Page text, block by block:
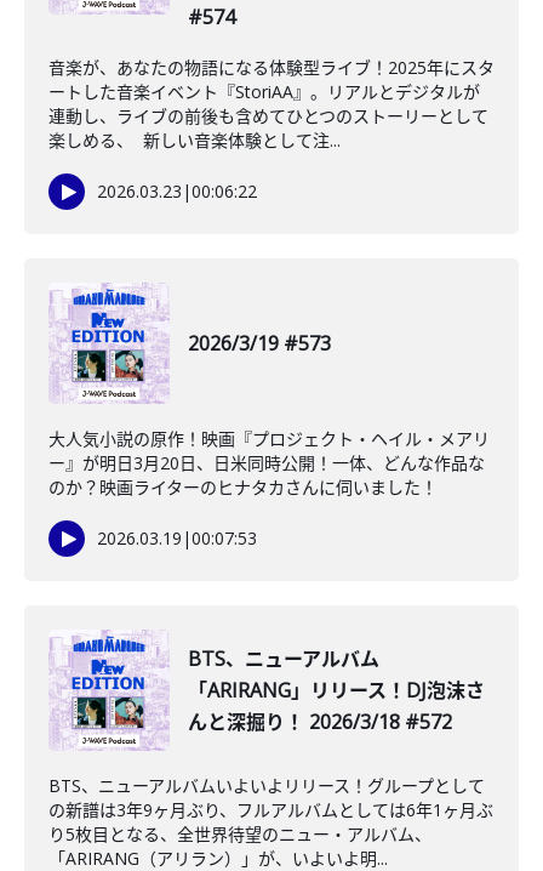
#574
音楽が、あなたの物語になる体験型ライブ！2025年にスタ
ートした音楽イベント『StoriAA』。リアルとデジタルが
連動し、ライブの前後も含めてひとつのストーリーとして
楽しめる、 新しい音楽体験として注...
2026.03.23 |00:06:22
2026/3/19 #573
大人気小説の原作！映画『プロジェクト・ヘイル・メアリ
ー』が明日3月20日、日米同時公開！一体、どんな作品な
のか？映画ライターのヒナタカさんに伺いました！
2026.03.19 |00:07:53
BTS、ニューアルバム
「ARIRANG」リリース！DJ泡沫さ
んと深掘り！ 2026/3/18 #572
BTS、ニューアルバムいよいよリリース！グループとして
の新譜は3年9ヶ月ぶり、フルアルバムとしては6年1ヶ月ぶ
り5枚目となる、全世界待望のニュー・アルバム、
「ARIRANG（アリラン）」が、いよいよ明...